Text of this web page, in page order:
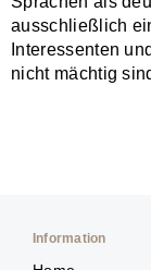
ausschließlich
Interessenten
nicht mächtig
Information